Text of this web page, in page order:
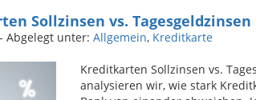
Sollzinsen vs. Tagesgeldzinsen
- Abgelegt unter: Allgemein, Kreditkarte
Kreditkarten Sollzinsen vs.
analysieren wir, wie stark